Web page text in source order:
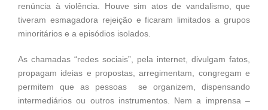
renúncia à violência. Houve sim atos de vandalismo, que
tiveram esmagadora rejeição e ficaram limitados a grupos
minoritários e a episódios isolados.
As chamadas “redes sociais”, pela internet, divulgam fatos,
propagam ideias e propostas, arregimentam, congregam e
permitem que as pessoas se organizem, dispensando
intermediários ou outros instrumentos. Nem a imprensa –